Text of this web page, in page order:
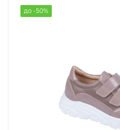
до -50%